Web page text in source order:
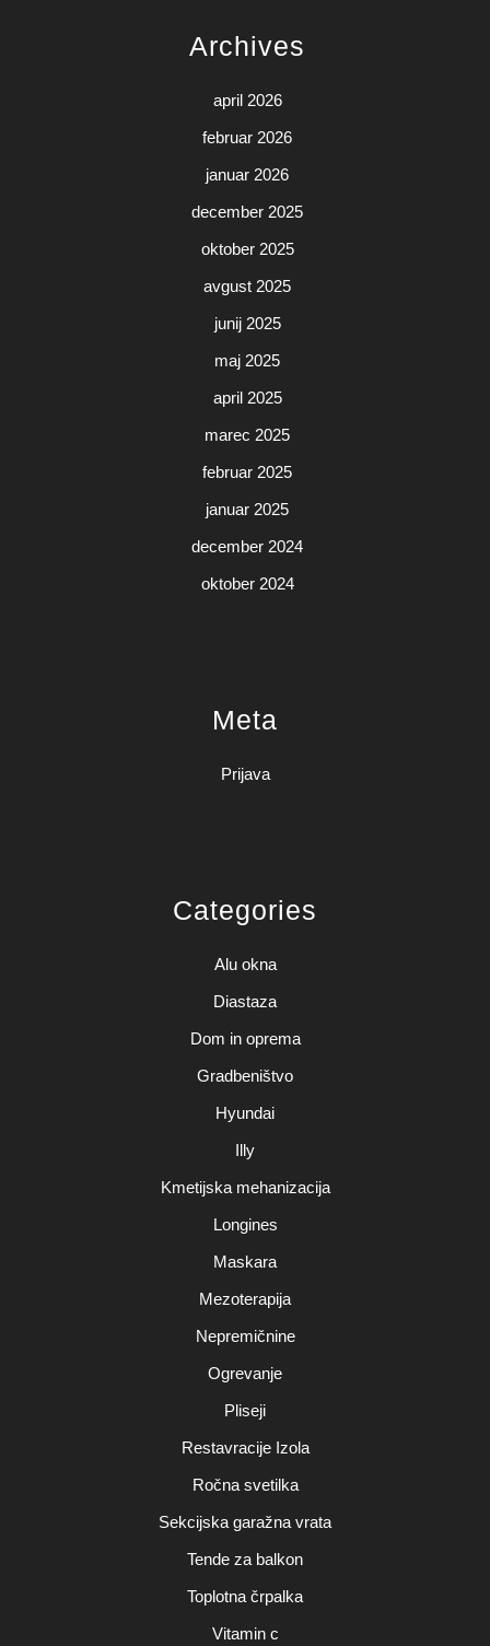
Archives
april 2026
februar 2026
januar 2026
december 2025
oktober 2025
avgust 2025
junij 2025
maj 2025
april 2025
marec 2025
februar 2025
januar 2025
december 2024
oktober 2024
Meta
Prijava
Categories
Alu okna
Diastaza
Dom in oprema
Gradbeništvo
Hyundai
Illy
Kmetijska mehanizacija
Longines
Maskara
Mezoterapija
Nepremičnine
Ogrevanje
Pliseji
Restavracije Izola
Ročna svetilka
Sekcijska garažna vrata
Tende za balkon
Toplotna črpalka
Vitamin c